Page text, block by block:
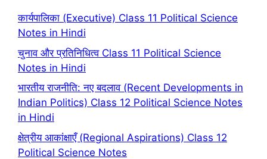
कार्यपालिका (Executive) Class 11 Political Science
Notes in Hindi
चुनाव और प्रतिनिधित्व Class 11 Political Science
Notes in Hindi
भारतीय राजनीति: नए बदलाव (Recent Developments in
Indian Politics) Class 12 Political Science Notes
in Hindi
क्षेत्रीय आकांक्षाएँ (Regional Aspirations) Class 12
Political Science Notes